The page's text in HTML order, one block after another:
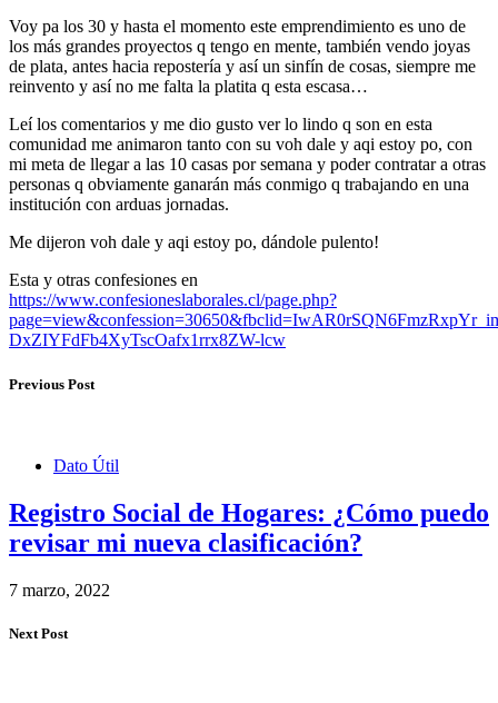
Voy pa los 30 y hasta el momento este emprendimiento es uno de
los más grandes proyectos q tengo en mente, también vendo joyas
de plata, antes hacia repostería y así un sinfín de cosas, siempre me
reinvento y así no me falta la platita q esta escasa…
Leí los comentarios y me dio gusto ver lo lindo q son en esta
comunidad me animaron tanto con su voh dale y aqi estoy po, con
mi meta de llegar a las 10 casas por semana y poder contratar a otras
personas q obviamente ganarán más conmigo q trabajando en una
institución con arduas jornadas.
Me dijeron voh dale y aqi estoy po, dándole pulento!
Esta y otras confesiones en
https://www.confesioneslaborales.cl/page.php?
DxZIYFdFb4XyTscOafx1rrx8ZW-lcw
Previous Post
Dato Útil
Registro Social de Hogares: ¿Cómo puedo
revisar mi nueva clasificación?
7 marzo, 2022
Next Post